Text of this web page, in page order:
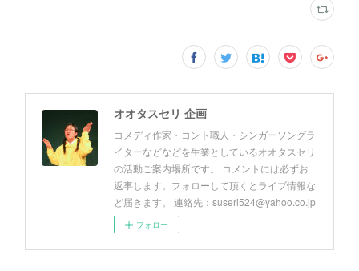
オオタスセリ 企画
コメディ作家・コント職人・シンガーソングラ
イターなどなどを生業としているオオタスセリ
の活動ご案内場所です。 コメントには必ずお
返事します。フォローして頂くとライブ情報な
ど届きます。 連絡先：suseri524@yahoo.co.jp
フォロー